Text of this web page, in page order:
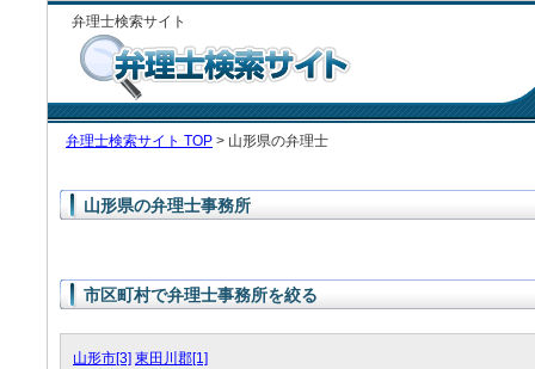
弁理士検索サイト
弁理士検索サイト TOP > 山形県の弁理士
山形県の弁理士事務所
市区町村で弁理士事務所を絞る
山形市[3] 東田川郡[1]